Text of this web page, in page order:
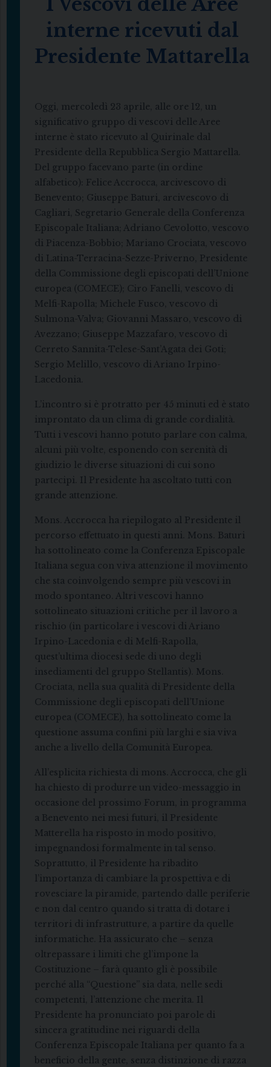
interne ricevuti dal
Presidente Mattarella
Oggi, mercoledì 23 aprile, alle ore 12, un
significativo gruppo di vescovi delle Aree
interne è stato ricevuto al Quirinale dal
Presidente della Repubblica Sergio Mattarella.
Del gruppo facevano parte (in ordine
alfabetico): Felice Accrocca, arcivescovo di
Benevento; Giuseppe Baturi, arcivescovo di
Cagliari, Segretario Generale della Conferenza
Episcopale Italiana; Adriano Cevolotto, vescovo
di Piacenza-Bobbio; Mariano Crociata, vescovo
di Latina-Terracina-Sezze-Priverno, Presidente
della Commissione degli episcopati dell’Unione
europea (COMECE); Ciro Fanelli, vescovo di
Melfi-Rapolla; Michele Fusco, vescovo di
Sulmona-Valva; Giovanni Massaro, vescovo di
Avezzano; Giuseppe Mazzafaro, vescovo di
Cerreto Sannita-Telese-Sant’Agata dei Goti;
Sergio Melillo, vescovo di Ariano Irpino-
Lacedonia.
L’incontro si è protratto per 45 minuti ed è stato
improntato da un clima di grande cordialità.
Tutti i vescovi hanno potuto parlare con calma,
alcuni più volte, esponendo con serenità di
giudizio le diverse situazioni di cui sono
partecipi. Il Presidente ha ascoltato tutti con
grande attenzione.
Mons. Accrocca ha riepilogato al Presidente il
percorso effettuato in questi anni. Mons. Baturi
ha sottolineato come la Conferenza Episcopale
Italiana segua con viva attenzione il movimento
che sta coinvolgendo sempre più vescovi in
modo spontaneo. Altri vescovi hanno
sottolineato situazioni critiche per il lavoro a
rischio (in particolare i vescovi di Ariano
Irpino-Lacedonia e di Melfi-Rapolla,
quest’ultima diocesi sede di uno degli
insediamenti del gruppo Stellantis). Mons.
Crociata, nella sua qualità di Presidente della
Commissione degli episcopati dell’Unione
europea (COMECE), ha sottolineato come la
questione assuma confini più larghi e sia viva
anche a livello della Comunità Europea.
All’esplicita richiesta di mons. Accrocca, che gli
ha chiesto di produrre un video-messaggio in
occasione del prossimo Forum, in programma
a Benevento nei mesi futuri, il Presidente
Matterella ha risposto in modo positivo,
impegnandosi formalmente in tal senso.
Soprattutto, il Presidente ha ribadito
l’importanza di cambiare la prospettiva e di
rovesciare la piramide, partendo dalle periferie
e non dal centro quando si tratta di dotare i
territori di infrastrutture, a partire da quelle
informatiche. Ha assicurato che – senza
oltrepassare i limiti che gl’impone la
Costituzione – farà quanto gli è possibile
perché alla “Questione” sia data, nelle sedi
competenti, l’attenzione che merita. Il
Presidente ha pronunciato poi parole di
sincera gratitudine nei riguardi della
Conferenza Episcopale Italiana per quanto fa a
beneficio della gente, senza distinzione di razza